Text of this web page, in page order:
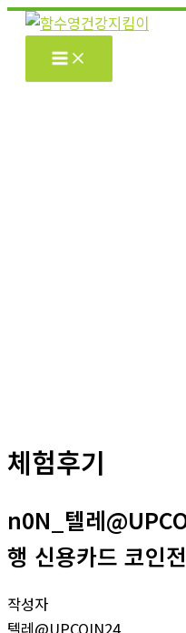
콘
체험후기
n0N_텔레
행 신용카드 코인
작성자